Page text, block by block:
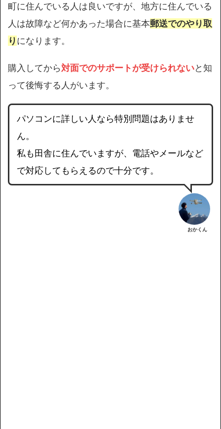
町に住んでいる人は良いですが、地方に住んでいる
人は故障など何かあった場合に基本郵送でのやり取
りになります。
購入してから対面でのサポートが受けられないと知
って後悔する人がいます。
パソコンに詳しい人なら特別問題はありませ
ん。
私も田舎に住んでいますが、電話やメールなど
で対応してもらえるので十分です。
おかくん